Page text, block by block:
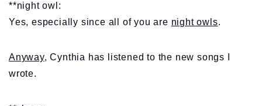
**night owl:
Yes, especially since all of you are night owls.
Anyway, Cynthia has listened to the new songs I
wrote.